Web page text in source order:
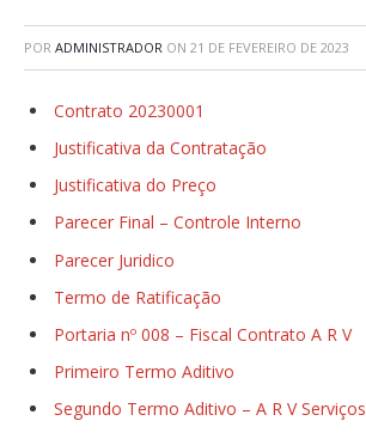
POR ADMINISTRADOR ON 21 DE FEVEREIRO DE 2023
Contrato 20230001
Justificativa da Contratação
Justificativa do Preço
Parecer Final – Controle Interno
Parecer Juridico
Termo de Ratificação
Portaria nº 008 – Fiscal Contrato A R V
Primeiro Termo Aditivo
Segundo Termo Aditivo – A R V Serviços